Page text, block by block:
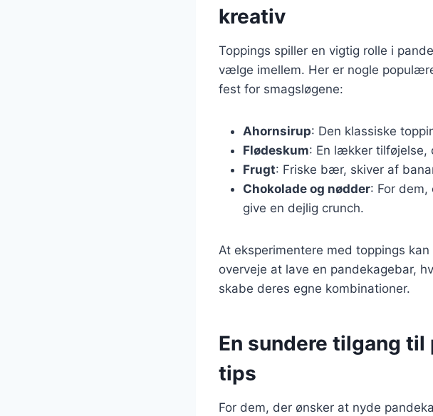
kreativ
Toppings spiller en vigtig rolle i
vælge imellem. Her er nogle
fest for smagsløgene:
Ahornsirup: Den klassiske
Flødeskum: En lækker tilføjelse,
Frugt: Friske bær, skiver af
Chokolade og nødder: For
give en dejlig crunch.
At eksperimentere med toppings
overveje at lave en pandekagebar,
skabe deres egne kombinationer.
En sundere tilgang
tips
For dem, der ønsker at nyde